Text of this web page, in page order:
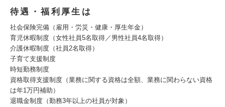
待遇・福利厚生は
社会保険完備（雇用・労災・健康・厚生年金）
育児休暇制度（女性社員5名取得／男性社員4名取得）
介護休暇制度（社員2名取得）
子育て支援制度
時短勤務制度
資格取得支援制度（業務に関する資格は全額、業務に関わらない資格
は年1万円補助）
退職金制度（勤務3年以上の社員が対象）